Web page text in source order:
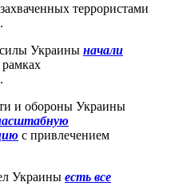
террористами
Украины начали
рамках
и обороны Украины
с привлечением
Украины есть все